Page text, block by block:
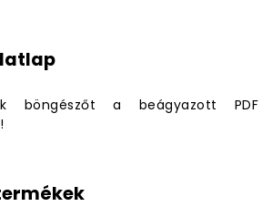
böngészőt a beágyazott PDF